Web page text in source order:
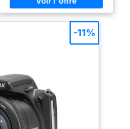
Full HD 1080p : capturez les
moindres détails avec une
portée exceptionnelle Batterie
260 mAh & Autonomie jusqu'à 5
jours (IP67)
-11%